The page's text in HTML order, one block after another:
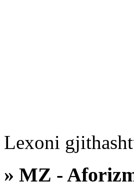
Lexoni
» MZ -